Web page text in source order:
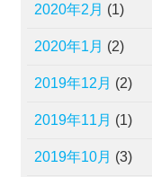
2020年2月 (1)
2020年1月 (2)
2019年12月 (2)
2019年11月 (1)
2019年10月 (3)